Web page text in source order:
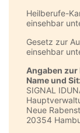
Heilberufe-
einsehbar
Gesetz zur
einsehbar
Angaben
Name und
SIGNAL
Neue
20354